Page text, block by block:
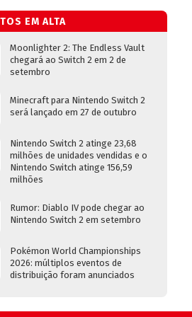
EM ALTA
Moonlighter 2: The Endless Vault
chegará ao Switch 2 em 2 de
setembro
Minecraft para Nintendo Switch 2
será lançado em 27 de outubro
Nintendo Switch 2 atinge 23,68
milhões de unidades vendidas e o
Nintendo Switch atinge 156,59
milhões
Rumor: Diablo IV pode chegar ao
Nintendo Switch 2 em setembro
Pokémon World Championships
2026: múltiplos eventos de
distribuição foram anunciados